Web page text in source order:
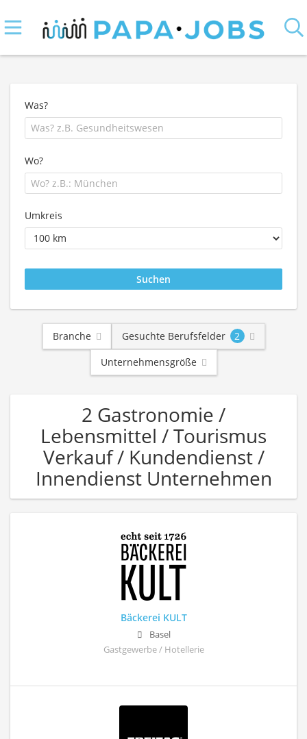
Was?
Wo?
Umkreis
Branche Gesuchte Berufsfelder
2
Unternehmensgröße
2 Gastronomie /
Lebensmittel / Tourismus
Verkauf / Kundendienst /
Innendienst Unternehmen
Bäckerei KULT
Basel
Gastgewerbe / Hotellerie